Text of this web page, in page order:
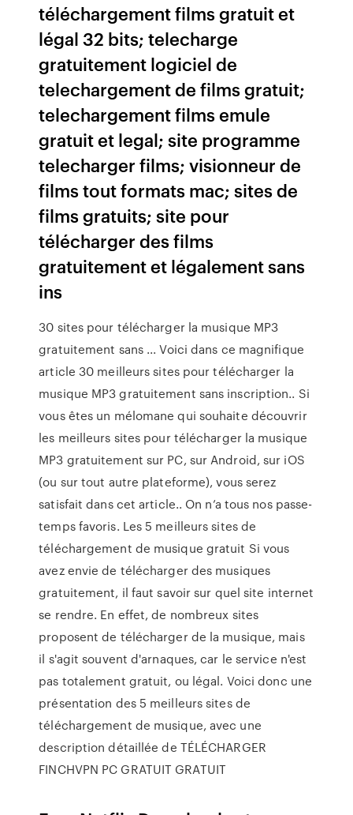
téléchargement films gratuit et
légal 32 bits; telecharge
gratuitement logiciel de
telechargement de films gratuit;
telechargement films emule
gratuit et legal; site programme
telecharger films; visionneur de
films tout formats mac; sites de
films gratuits; site pour
télécharger des films
gratuitement et légalement sans
ins
30 sites pour télécharger la musique MP3
gratuitement sans ... Voici dans ce magnifique
article 30 meilleurs sites pour télécharger la
musique MP3 gratuitement sans inscription.. Si
vous êtes un mélomane qui souhaite découvrir
les meilleurs sites pour télécharger la musique
MP3 gratuitement sur PC, sur Android, sur iOS
(ou sur tout autre plateforme), vous serez
satisfait dans cet article.. On n’a tous nos passe-
temps favoris. Les 5 meilleurs sites de
téléchargement de musique gratuit Si vous
avez envie de télécharger des musiques
gratuitement, il faut savoir sur quel site internet
se rendre. En effet, de nombreux sites
proposent de télécharger de la musique, mais
il s'agit souvent d'arnaques, car le service n'est
pas totalement gratuit, ou légal. Voici donc une
présentation des 5 meilleurs sites de
téléchargement de musique, avec une
description détaillée de TÉLÉCHARGER
FINCHVPN PC GRATUIT GRATUIT